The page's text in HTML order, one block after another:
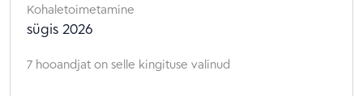
Kohaletoimetamine
sügis 2026
7 hooandjat on selle kingituse valinud